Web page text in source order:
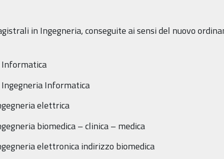
in Ingegneria, conseguite ai sensi del nuovo
Informatica
elettrica
biomedica – clinica – medica
elettronica indirizzo biomedica